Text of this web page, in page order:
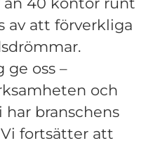
av att förverkliga
ge oss –
och
branschens
fortsätter att